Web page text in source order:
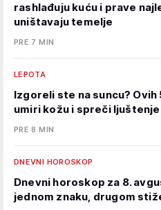
rashlađuju kuću i prave
uništavaju temelje
PRE 7 MIN
LEPOTA
Izgoreli ste na suncu?
umiri kožu i spreči ljuštenje
PRE 8 MIN
DNEVNI HOROSKOP
Dnevni horoskop za 8.
jednom znaku, drugom